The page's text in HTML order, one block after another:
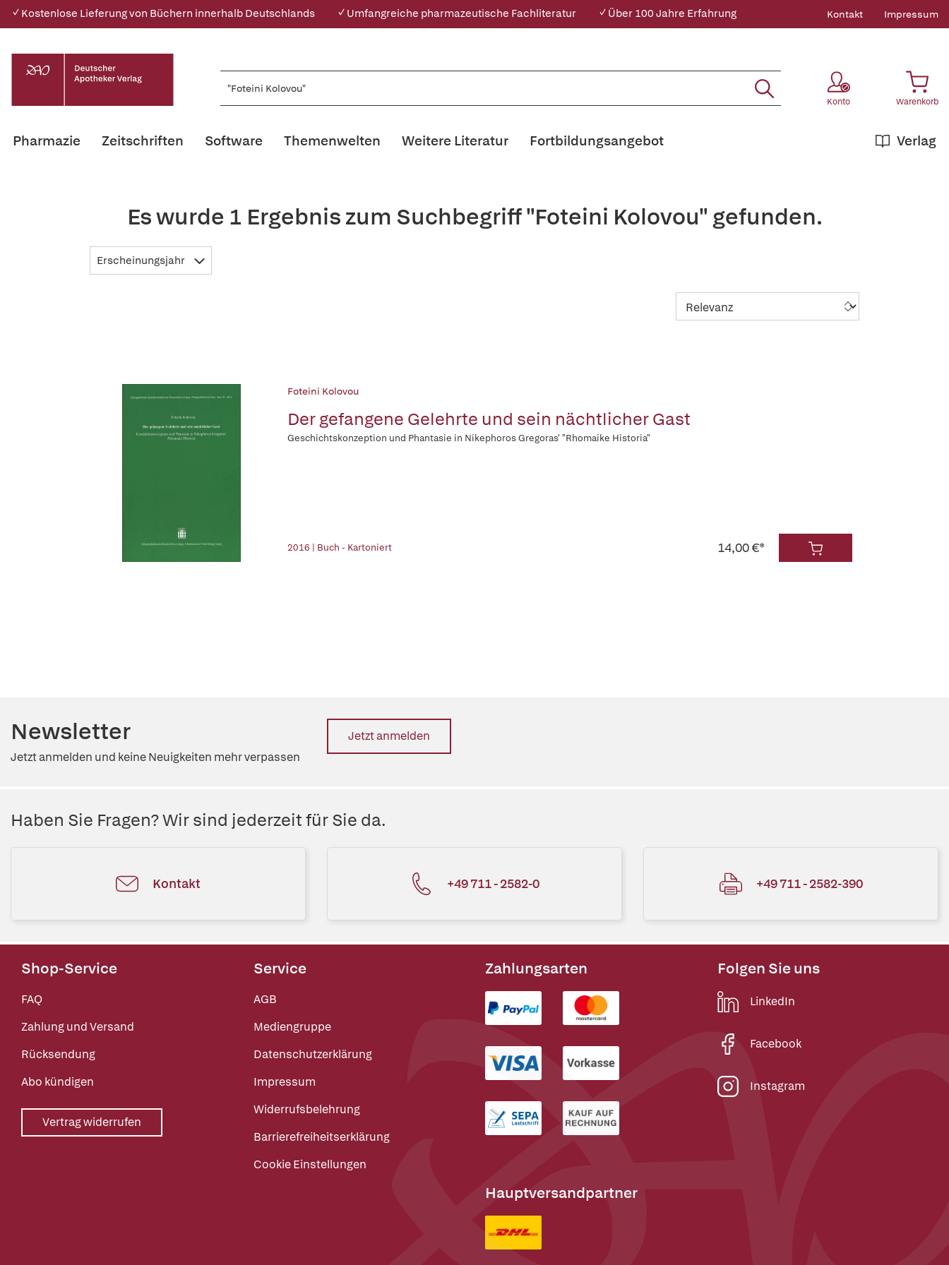
✓ Kostenlose Lieferung von Büchern innerhalb Deutschlands ✓ Umfangreiche pharmazeutische Fachliteratur ✓ Über 100 Jahre Erfahrung Kontakt Impressum
Konto Warenkorb
Pharmazie Zeitschriften Software Themenwelten Weitere Literatur Verlag
Fortbildungsangebot
Es wurde 1 Ergebnis zum Suchbegriff "Foteini Kolovou" gefunden.
Erscheinungsjahr
Foteini Kolovou
Der gefangene Gelehrte und sein nächtlicher Gast
Geschichtskonzeption und Phantasie in Nikephoros Gregoras' "Rhomaike Historia"
2016 | Buch - Kartoniert 14,00 €*
Newsletter
Jetzt anmelden und keine Neuigkeiten mehr verpassen
Jetzt anmelden
Haben Sie Fragen? Wir sind jederzeit für Sie da.
Kontakt +49 711 - 2582-0 +49 711 - 2582-390
Shop-Service
FAQ
Zahlung und Versand
Rücksendung
Abo kündigen
Vertrag widerrufen
Service
AGB
Mediengruppe
Datenschutzerklärung
Impressum
Widerrufsbelehrung
Barrierefreiheitserklärung
Cookie Einstellungen
Zahlungsarten
Hauptversandpartner
Folgen Sie uns
LinkedIn
Facebook
Instagram